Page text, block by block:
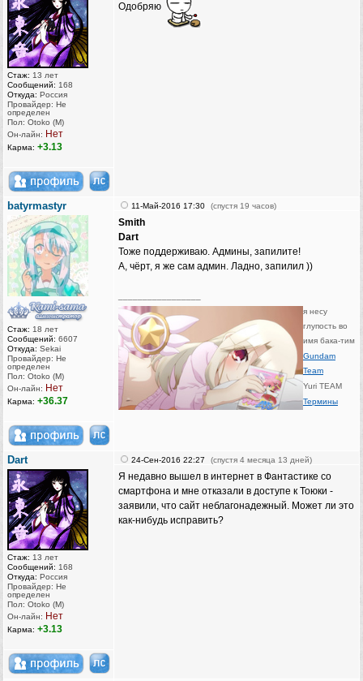
Стаж: 13 лет
Сообщений: 168
Откуда: Россия
Провайдер: Не
определен
Пол: Otoko (M)
Он-лайн: Нет
Карма: +3.13
Одобряю
batyrmastyr
Стаж: 18 лет
Сообщений: 6607
Откуда: Sekai
Провайдер: Не
определен
Пол: Otoko (M)
Он-лайн: Нет
Карма: +36.37
11-Май-2016 17:30 (спустя 19 часов)
Smith
Dart
Тоже поддерживаю. Админы, запилите!
А, чёрт, я же сам админ. Ладно, запилил ))
я несу
глупость во
имя бака-тим
Gundam
Team
Yuri TEAM
Термины
Dart
Стаж: 13 лет
Сообщений: 168
Откуда: Россия
Провайдер: Не
определен
Пол: Otoko (M)
Он-лайн: Нет
Карма: +3.13
24-Сен-2016 22:27 (спустя 4 месяца 13 дней)
Я недавно вышел в интернет в Фантастике со
смартфона и мне отказали в доступе к Тоюки -
заявили, что сайт неблагонадежный. Может ли это
как-нибудь исправить?